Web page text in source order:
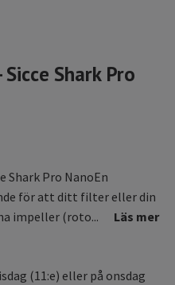
Shark Pro
Shark Pro NanoEn
för att ditt filter eller din
impeller (roto...
Läs mer
(11:e) eller på onsdag